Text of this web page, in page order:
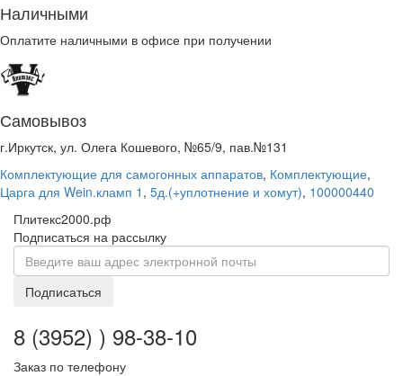
Наличными
Оплатите наличными в офисе при получении
Самовывоз
г.Иркутск, ул. Олега Кошевого, №65/9, пав.№131
Комплектующие для самогонных аппаратов, Комплектующие,
Царга для Wein.кламп 1 , 5д.(+уплотнение и хомут), 100000440
Плитекс2000.рф
Подписаться на рассылку
Подписаться
8 (3952) ) 98-38-10
Заказ по телефону